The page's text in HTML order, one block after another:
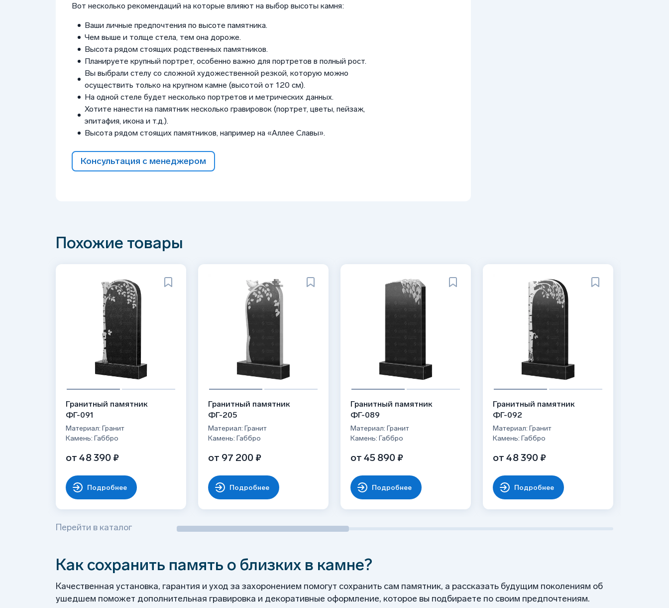
Вот несколько рекомендаций на которые влияют на выбор высоты камня:
Ваши личные предпочтения по высоте памятника.
Чем выше и толще стела, тем она дороже.
Высота рядом стоящих родственных памятников.
Планируете крупный портрет, особенно важно для портретов в полный рост.
Вы выбрали стелу со сложной художественной резкой, которую можно
осуществить только на крупном камне (высотой от 120 см).
На одной стеле будет несколько портретов и метрических данных.
Хотите нанести на памятник несколько гравировок (портрет, цветы, пейзаж,
эпитафия, икона и т.д.).
Высота рядом стоящих памятников, например на «Аллее Славы».
Консультация с менеджером
Натуральный гранит, красивый природный рисунок;
Прямые поставки из проверенных месторождений;
Высоко устойчив к любым погодным условиям: не выцветает на солнце,
не трескается от мороза;
Долговечен: сохраняет идеальный вид долгие десятилетия;
Легок в уходе, благодаря низкой пористости;
Возможен к полировки почти до зеркального блеска;
Доступен в разных комплектациях: с цветниками, с надгробными плитами и т.д.
Похожие товары
Гранитный памятник
ФГ-091
Материал: Гранит
Камень: Габбро
от 48 390 ₽
Подробнее
Гранитный памятник
ФГ-205
Материал: Гранит
Камень: Габбро
от 97 200 ₽
Подробнее
Гранитный памятник
ФГ-089
Материал: Гранит
Камень: Габбро
от 45 890 ₽
Подробнее
Гранитный памятник
ФГ-092
Материал: Гранит
Камень: Габбро
от 48 390 ₽
Подробнее
Перейти в каталог
Как сохранить память о близких в камне?
Качественная установка, гарантия и уход за захоронением помогут сохранить сам памятник, а рассказать будущим поколениям об
ушедшем поможет дополнительная гравировка и декоративные оформление, которое вы подбираете по своим предпочтениям.